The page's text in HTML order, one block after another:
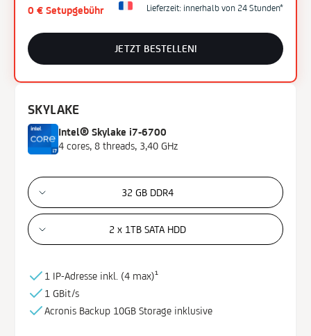
Arbeitsspeicher
DDR4
DDR5 ECC
Festplattentyp
SSD
NVMe SSD
64 GB
128 GB
256 GB
0 € Setupgebühr Lieferzeit: innerhalb von 24 Stunden*
JETZT BESTELLEN!
SKYLAKE
Intel® Skylake i7-6700
4 cores, 8 threads, 3,40 GHz
32 GB DDR4
2 x 1TB SATA HDD
1 IP-Adresse inkl. (4 max)¹
1 GBit/s
Acronis Backup 10GB Storage inklusive